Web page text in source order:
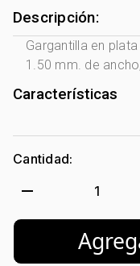
Descripción:
Gargantilla en
1.50 mm. de
Características
Género: Mujer
Tono Metal:
Metal: Plata Ley
Corazón
Longitud: 45
Tipo de terminado:
Tipo de Broche:
Cantidad:
remove 1